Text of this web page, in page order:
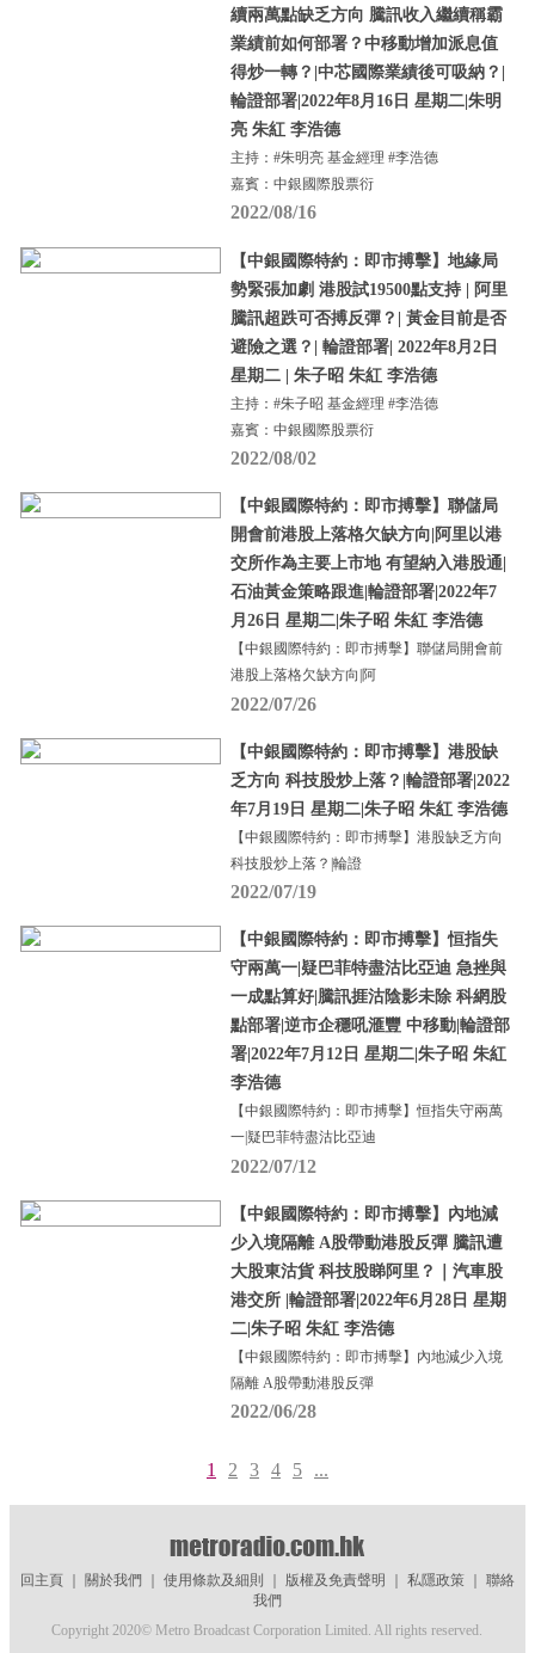
續兩萬點缺乏方向 騰訊收入繼續稱霸
業績前如何部署？中移動增加派息值
得炒一轉？|中芯國際業績後可吸納？|
輪證部署|2022年8月16日 星期二|朱明
亮 朱紅 李浩德
主持：#朱明亮 基金經理 #李浩德
嘉賓：中銀國際股票衍
2022/08/16
【中銀國際特約：即市搏擊】地緣局
勢緊張加劇 港股試19500點支持 | 阿里
騰訊超跌可否搏反彈？| 黃金目前是否
避險之選？| 輪證部署| 2022年8月2日
星期二 | 朱子昭 朱紅 李浩德
主持：#朱子昭 基金經理 #李浩德
嘉賓：中銀國際股票衍
2022/08/02
【中銀國際特約：即市搏擊】聯儲局
開會前港股上落格欠缺方向|阿里以港
交所作為主要上市地 有望納入港股通|
石油黃金策略跟進|輪證部署|2022年7
月26日 星期二|朱子昭 朱紅 李浩德
【中銀國際特約：即市搏擊】聯儲局開會前
港股上落格欠缺方向|阿
2022/07/26
【中銀國際特約：即市搏擊】港股缺
乏方向 科技股炒上落？|輪證部署|2022
年7月19日 星期二|朱子昭 朱紅 李浩德
【中銀國際特約：即市搏擊】港股缺乏方向
科技股炒上落？|輪證
2022/07/19
【中銀國際特約：即市搏擊】恒指失
守兩萬一|疑巴菲特盡沽比亞迪 急挫與
一成點算好|騰訊捱沽陰影未除 科網股
點部署|逆市企穩吼滙豐 中移動|輪證部
署|2022年7月12日 星期二|朱子昭 朱紅
李浩德
【中銀國際特約：即市搏擊】恒指失守兩萬
一|疑巴菲特盡沽比亞迪
2022/07/12
【中銀國際特約：即市搏擊】內地減
少入境隔離 A股帶動港股反彈 騰訊遭
大股東沽貨 科技股睇阿里？｜汽車股
港交所 |輪證部署|2022年6月28日 星期
二|朱子昭 朱紅 李浩德
【中銀國際特約：即市搏擊】內地減少入境
隔離 A股帶動港股反彈
2022/06/28
1 2 3 4 5 ...
回主頁｜ 關於我們 使用條款及細則 版權及免責聲明 私隱政策｜ 聯絡
我們
Copyright 2020© Metro Broadcast Corporation Limited. All rights reserved.